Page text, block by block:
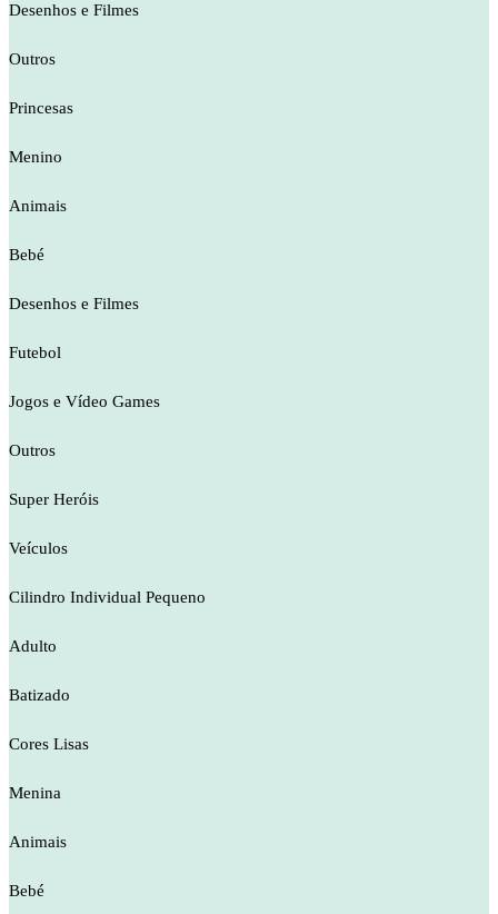
Desenhos e Filmes
Outros
Princesas
Menino
Animais
Bebé
Desenhos e Filmes
Futebol
Jogos e Vídeo Games
Outros
Super Heróis
Veículos
Cilindro Individual Pequeno
Adulto
Batizado
Cores Lisas
Menina
Animais
Bebé